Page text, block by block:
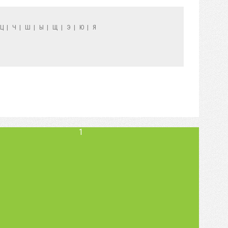
Ц | Ч | Ш | Ы | Щ | Э | Ю | Я
1